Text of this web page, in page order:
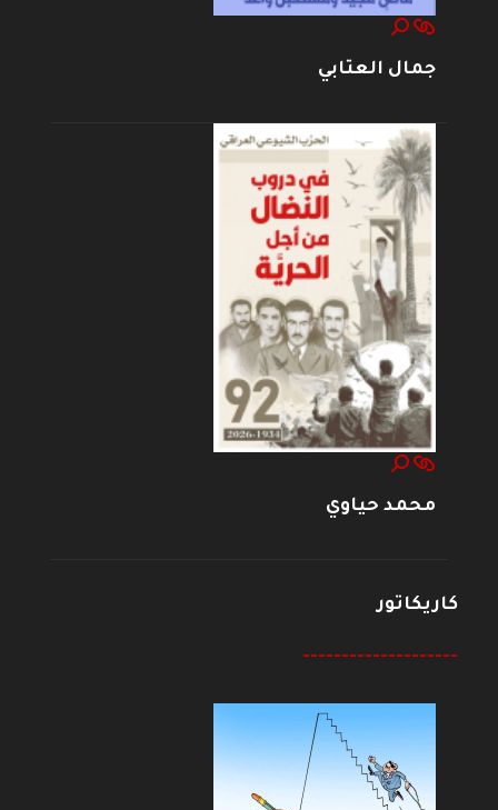
جمال العتابي
محمد حياوي
كاريكاتور
--------------------